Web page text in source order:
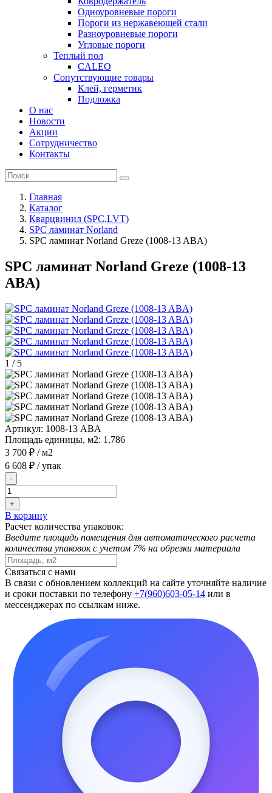
Одноуровневые пороги
Пороги из нержавеющей стали
Разноуровневые пороги
Угловые пороги
Теплый пол
CALEO
Сопутствующие товары
Клей, герметик
Подложка
О нас
Новости
Акции
Сотрудничество
Контакты
Главная
Каталог
Кварцвинил (SPC,LVT)
SPC ламинат Norland
SPC ламинат Norland Greze (1008-13 ABA)
SPC ламинат Norland Greze (1008-13
ABA)
1 / 5
Артикул: 1008-13 ABA
Площадь единицы, м2: 1.786
3 700 ₽ / м2
6 608 ₽ / упак
-
+
В корзину
Расчет количества упаковок:
Введите площадь помещения для автоматического расчета
количества упаковок с учетом 7% на обрезки материала
Связаться с нами
В связи с обновлением коллекций на сайте уточняйте наличие
и сроки поставки по телефону +7(960)603-05-14 или в
мессенджерах по ссылкам ниже.